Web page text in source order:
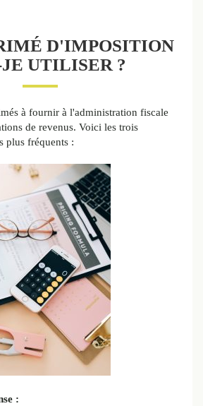
D'IMPOSITION
UTILISER ?
à fournir à l'administration fiscale
de revenus. Voici les trois
plus fréquents :
: